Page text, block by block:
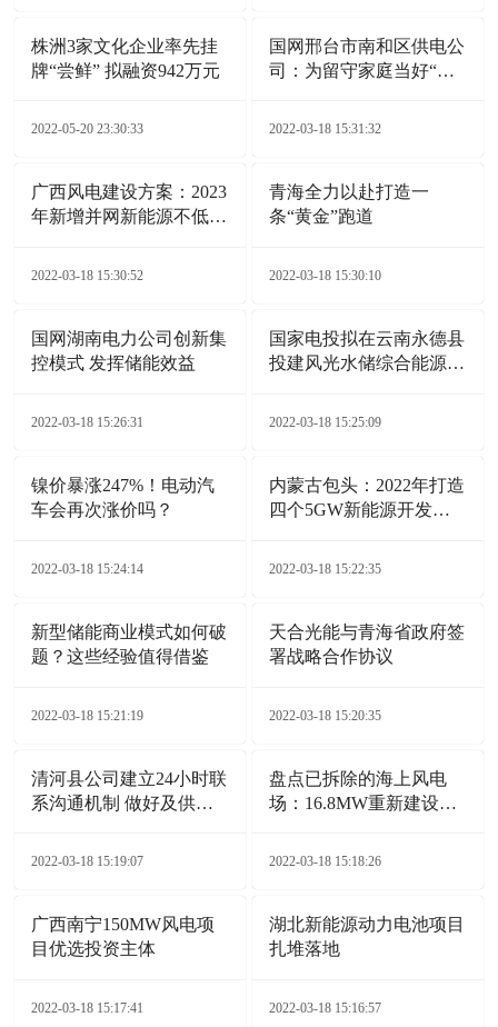
株洲3家文化企业率先挂
牌“尝鲜” 拟融资942万元
2022-05-20 23:30:33
国网邢台市南和区供电公
司：为留守家庭当好“电
2022-03-18 15:31:32
广西风电建设方案：2023
年新增并网新能源不低于
2022-03-18 15:30:52
青海全力以赴打造一
条“黄金”跑道
2022-03-18 15:30:10
国网湖南电力公司创新集
控模式 发挥储能效益
2022-03-18 15:26:31
国家电投拟在云南永德县
投建风光水储综合能源电
2022-03-18 15:25:09
镍价暴涨247%！电动汽
车会再次涨价吗？
2022-03-18 15:24:14
内蒙古包头：2022年打造
四个5GW新能源开发基
2022-03-18 15:22:35
新型储能商业模式如何破
题？这些经验值得借鉴
2022-03-18 15:21:19
天合光能与青海省政府签
署战略合作协议
2022-03-18 15:20:35
清河县公司建立24小时联
系沟通机制 做好及供电
2022-03-18 15:19:07
盘点已拆除的海上风电
场：16.8MW重新建设
2022-03-18 15:18:26
广西南宁150MW风电项
目优选投资主体
2022-03-18 15:17:41
湖北新能源动力电池项目
扎堆落地
2022-03-18 15:16:57